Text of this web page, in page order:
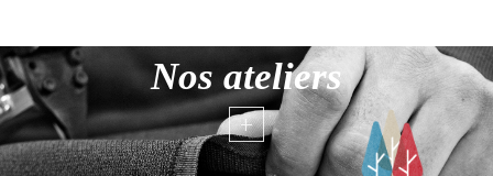
Nos ateliers
+